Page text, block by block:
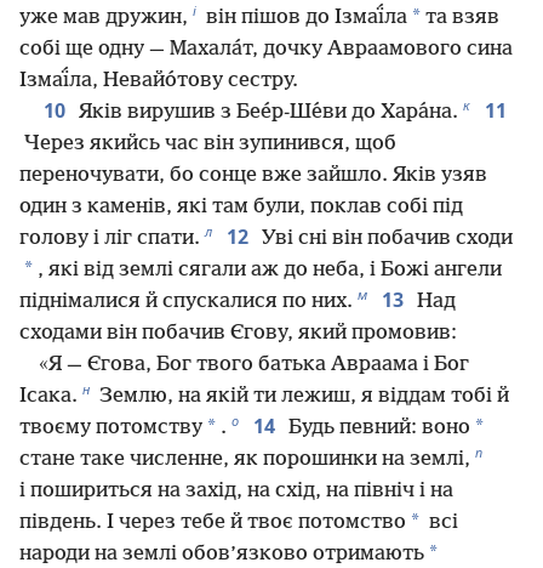
уже мав дружин, і він пішов до Ізмаї́ла * та взяв
собі ще одну — Махала́т, дочку Авраамового сина
Ізмаї́ла, Невайо́тову сестру.
10 Яків вирушив з Бее́р-Ше́ви до Хара́на. к 11
Через якийсь час він зупинився, щоб
переночувати, бо сонце вже зайшло. Яків узяв
один з каменів, які там були, поклав собі під
голову і ліг спати. л 12 Уві сні він побачив сходи
* , які від землі сягали аж до неба, і Божі ангели
піднімалися й спускалися по них. м 13 Над
сходами він побачив Єгову, який промовив:
«Я — Єгова, Бог твого батька Авраама і Бог
Ісака. н Землю, на якій ти лежиш, я віддам тобі й
твоєму потомству * . о 14 Будь певний: воно *
стане таке численне, як порошинки на землі, п
і пошириться на захід, на схід, на північ і на
південь. І через тебе й твоє потомство * всі
народи на землі обов’язково отримають *